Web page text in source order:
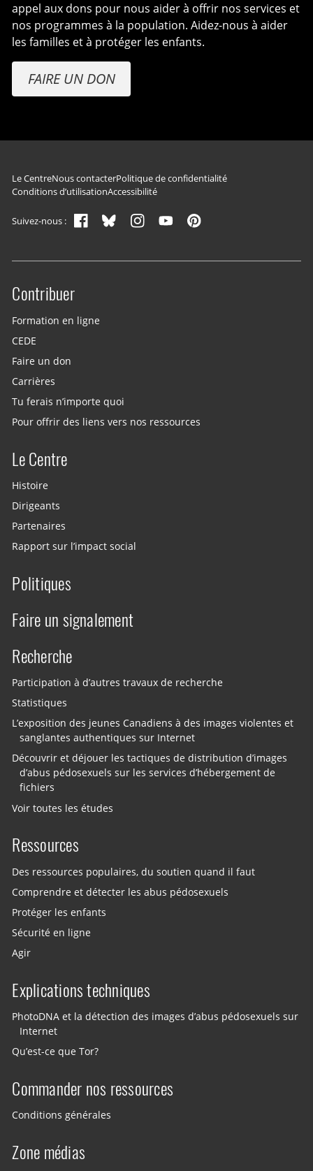
appel aux dons pour nous aider à offrir nos services et
nos programmes à la population. Aidez-nous à aider
les familles et à protéger les enfants.
FAIRE UN DON
Navigation du pied de page
Le CentreNous contacterPolitique de confidentialité
Conditions d’utilisationAccessibilité
Suivez-nous :
Site menu
Contribuer
Formation en ligne
CEDE
Faire un don
Carrières
Tu ferais n’importe quoi
Pour offrir des liens vers nos ressources
Le Centre
Histoire
Dirigeants
Partenaires
Rapport sur l’impact social
Politiques
Faire un signalement
Recherche
Participation à d’autres travaux de recherche
Statistiques
L’exposition des jeunes Canadiens à des images violentes et
sanglantes authentiques sur Internet
Découvrir et déjouer les tactiques de distribution d’images
d’abus pédosexuels sur les services d’hébergement de
fichiers
Voir toutes les études
Ressources
Des ressources populaires, du soutien quand il faut
Comprendre et détecter les abus pédosexuels
Protéger les enfants
Sécurité en ligne
Agir
Explications techniques
PhotoDNA et la détection des images d’abus pédosexuels sur
Internet
Qu’est-ce que Tor?
Commander nos ressources
Conditions générales
Zone médias